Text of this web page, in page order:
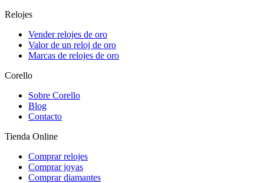
Relojes
Vender relojes de oro
Valor de un reloj de oro
Marcas de relojes de oro
Corello
Sobre Corello
Blog
Contacto
Tienda Online
Comprar relojes
Comprar joyas
Comprar diamantes